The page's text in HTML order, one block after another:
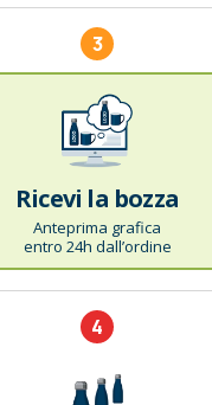
3
Ricevi la bozza
Anteprima grafica
entro 24h dall’ordine
4